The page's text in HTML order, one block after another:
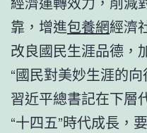
靠，增進包養網經濟
改良國民生涯品德，
“國民對美妙生涯的
習近平總書記在下層
“十四五”時代成長，